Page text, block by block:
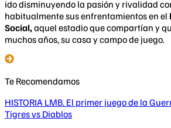
ido disminuyendo la pasión y rivalidad
habitualmente sus enfrentamientos en el
Social,aquel estadio que compartían y
muchos años, su casa y campo de juego.
Te Recomendamos
HISTORIA LMB. El primer juego de la
Tigres vs Diablos